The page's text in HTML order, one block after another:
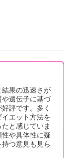
果の迅速さが
遺伝子に基づ
評です。多く
エット方法を
と感じていま
や具体性に疑
つ意見も見ら